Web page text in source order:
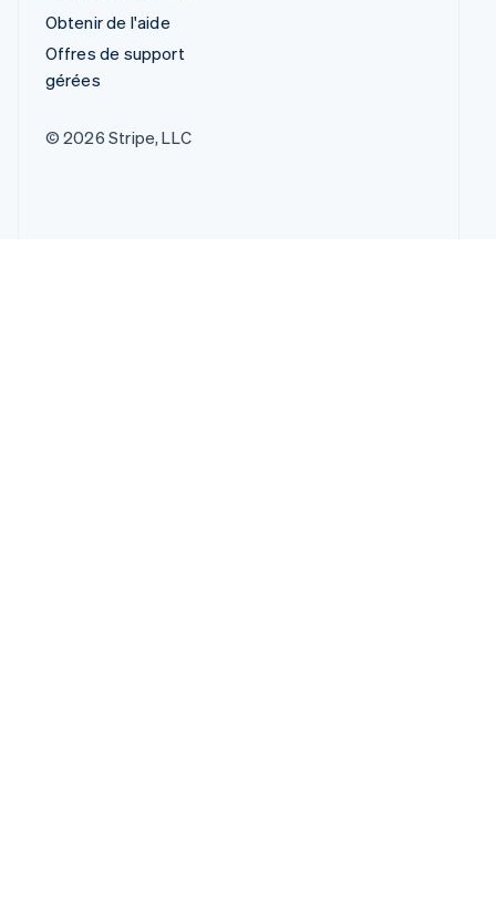
Obtenir de l'aide
Offres de support
gérées
© 2026 Stripe, LLC